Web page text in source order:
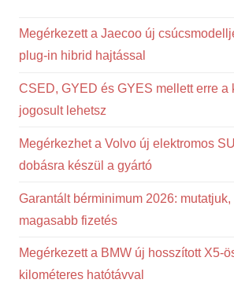
Megérkezett a Jaecoo új
plug-in hibrid hajtással
CSED, GYED és GYES mellett erre a
jogosult lehetsz
Megérkezhet a Volvo új elektromos
dobásra készül a gyártó
Garantált bérminimum 2026: mutatjuk,
magasabb fizetés
Megérkezett a BMW új hosszított X5-
kilométeres hatótávval